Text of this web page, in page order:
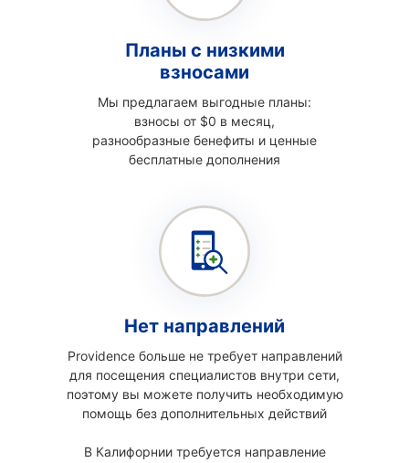
Планы с низкими
взносами
Мы предлагаем выгодные планы:
взносы от $0 в месяц,
разнообразные бенефиты и ценные
бесплатные дополнения
Нет направлений
Providence больше не требует направлений
для посещения специалистов внутри сети,
поэтому вы можете получить необходимую
помощь без дополнительных действий
В Калифорнии требуется направление